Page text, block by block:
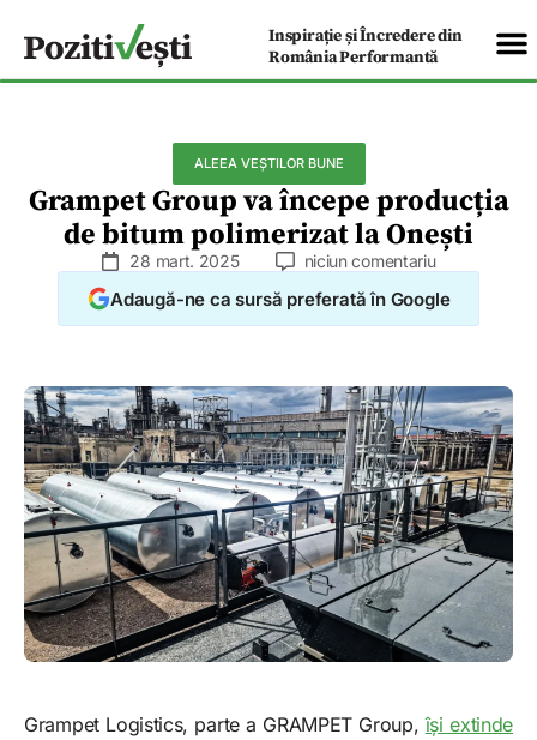
Inspirație și Încredere din
România Performantă
ALEEA VEȘTILOR BUNE
Grampet Group va începe producția
de bitum polimerizat la Onești
28 mart. 2025 niciun comentariu
Adaugă-ne ca sursă preferată în Google
Grampet Logistics, parte a GRAMPET Group,își extinde